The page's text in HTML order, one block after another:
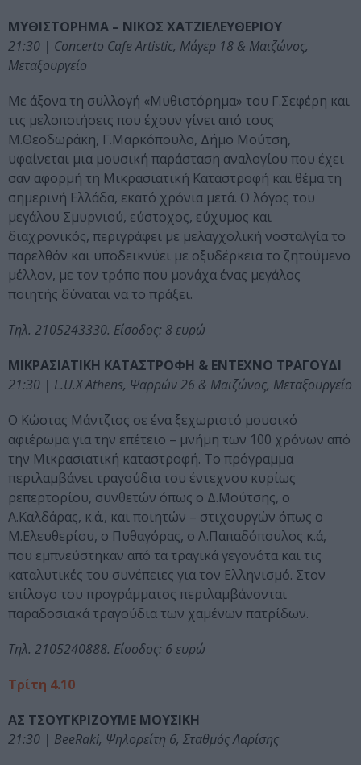
ΜΥΘΙΣΤΟΡΗΜΑ – ΝΙΚΟΣ ΧΑΤΖΙΕΛΕΥΘΕΡΙΟΥ
21:30 | Concerto Cafe Artistic, Μάγερ 18 & Μαιζώνος,
Μεταξουργείο
Με άξονα τη συλλογή «Μυθιστόρημα» του Γ.Σεφέρη και
τις μελοποιήσεις που έχουν γίνει από τους
Μ.Θεοδωράκη, Γ.Μαρκόπουλο, Δήμο Μούτση,
υφαίνεται μια μουσική παράσταση αναλογίου που έχει
σαν αφορμή τη Μικρασιατική Καταστροφή και θέμα τη
σημερινή Ελλάδα, εκατό χρόνια μετά. Ο λόγος του
μεγάλου Σμυρνιού, εύστοχος, εύχυμος και
διαχρονικός, περιγράφει με μελαγχολική νοσταλγία το
παρελθόν και υποδεικνύει με οξυδέρκεια το ζητούμενο
μέλλον, με τον τρόπο που μονάχα ένας μεγάλος
ποιητής δύναται να το πράξει.
Τηλ. 2105243330. Είσοδος: 8 ευρώ
ΜΙΚΡΑΣΙΑΤΙΚΗ ΚΑΤΑΣΤΡΟΦΗ & ΕΝΤΕΧΝΟ ΤΡΑΓΟΥΔΙ
21:30 | L.U.X Athens, Ψαρρών 26 & Μαιζώνος, Μεταξουργείο
Ο Κώστας Μάντζιος σε ένα ξεχωριστό μουσικό
αφιέρωμα για την επέτειο – μνήμη των 100 χρόνων από
την Μικρασιατική καταστροφή. Το πρόγραμμα
περιλαμβάνει τραγούδια του έντεχνου κυρίως
ρεπερτορίου, συνθετών όπως ο Δ.Μούτσης, ο
Α.Καλδάρας, κ.ά., και ποιητών – στιχουργών όπως ο
Μ.Ελευθερίου, ο Πυθαγόρας, ο Λ.Παπαδόπουλος κ.ά,
που εμπνεύστηκαν από τα τραγικά γεγονότα και τις
καταλυτικές του συνέπειες για τον Ελληνισμό. Στον
επίλογο του προγράμματος περιλαμβάνονται
παραδοσιακά τραγούδια των χαμένων πατρίδων.
Τηλ. 2105240888. Είσοδος: 6 ευρώ
Τρίτη 4.10
ΑΣ ΤΣΟΥΓΚΡΙΖΟΥΜΕ ΜΟΥΣΙΚΗ
21:30 | BeeRaki, Ψηλορείτη 6, Σταθμός Λαρίσης